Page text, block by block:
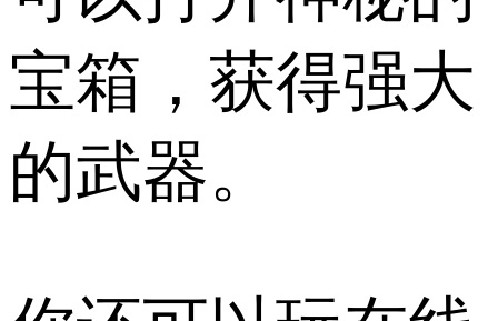
宝箱，获得强大
的武器。